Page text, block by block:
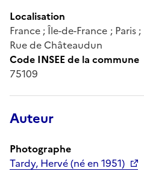
Localisation
France ; Île-de-France ; Paris
Rue de Châteaudun
Code INSEE de la commune
75109
Auteur
Photographe
Tardy, Hervé (né en 1951)